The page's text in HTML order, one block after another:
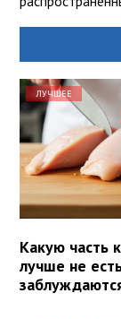
ЛУЧШЕЕ
Какую часть
лучше не